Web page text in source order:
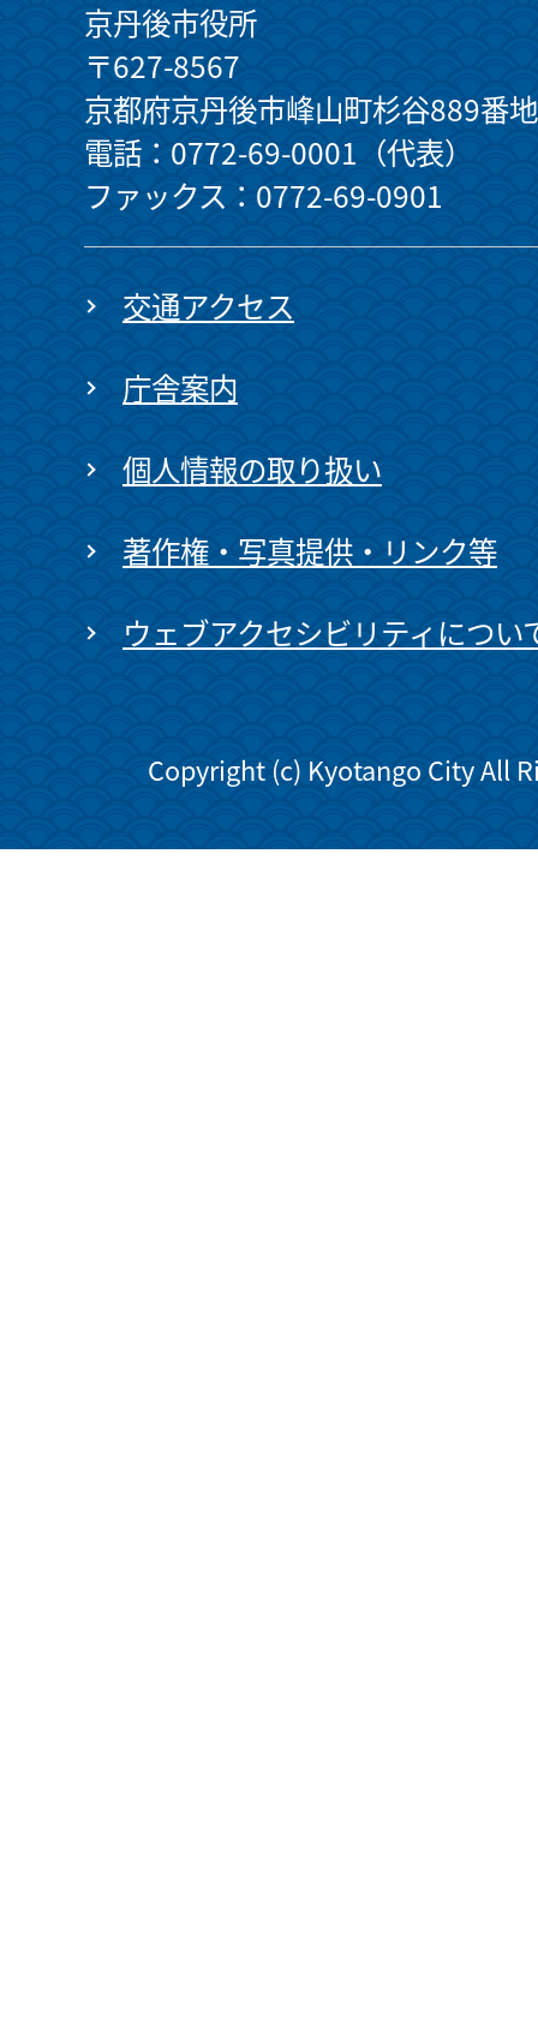
京丹後市役所
〒627-8567
京都府京丹後市峰山町杉谷889番地
電話：0772-69-0001（代表）
ファックス：0772-69-0901
交通アクセス
庁舎案内
個人情報の取り扱い
著作権・写真提供・リンク等
ウェブアクセシビリティについ
Copyright (c) Kyotango City All